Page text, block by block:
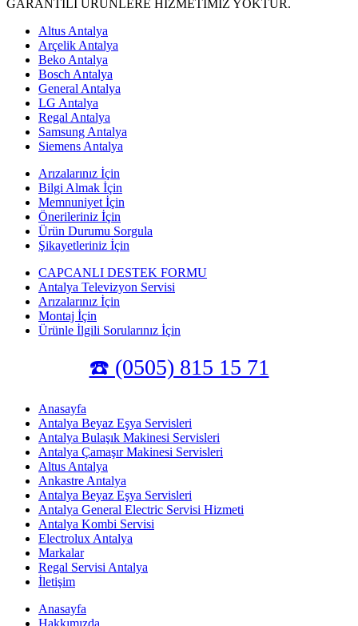
GARANTİLİ ÜRÜNLERE HİZMETİMİZ YOKTUR.
Altus Antalya
Arçelik Antalya
Beko Antalya
Bosch Antalya
General Antalya
LG Antalya
Regal Antalya
Samsung Antalya
Siemens Antalya
Arızalarınız İçin
Bilgi Almak İçin
Memnuniyet İçin
Önerileriniz İçin
Ürün Durumu Sorgula
Şikayetleriniz İçin
CAPCANLI DESTEK FORMU
Antalya Televizyon Servisi
Arızalarınız İçin
Montaj İçin
Ürünle İlgili Sorularınız İçin
☎️ (0505) 815 15 71
Anasayfa
Antalya Beyaz Eşya Servisleri
Antalya Bulaşık Makinesi Servisleri
Antalya Çamaşır Makinesi Servisleri
Altus Antalya
Ankastre Antalya
Antalya Beyaz Eşya Servisleri
Antalya General Electric Servisi Hizmeti
Antalya Kombi Servisi
Electrolux Antalya
Markalar
Regal Servisi Antalya
İletişim
Anasayfa
Hakkımızda